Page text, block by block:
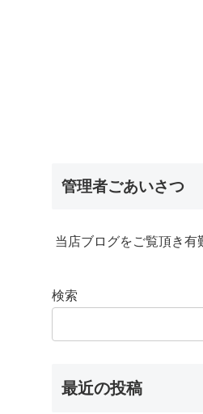
管理者ごあいさつ
当店ブログをご覧頂き有
検索
最近の投稿